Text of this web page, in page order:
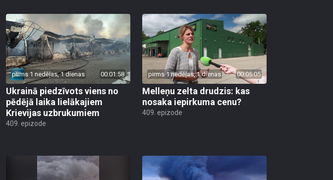
pirms 1 nedēļas, 1 dienas 00:01:58
Ukrainā piedzīvots viens no
pēdējā laika lielākajiem
Krievijas uzbrukumiem
409. epizode
pirms 1 nedēļas, 1 dienas 00:05:05
Melleņu zelta drudzis: kas
nosaka iepirkuma cenu?
409. epizode